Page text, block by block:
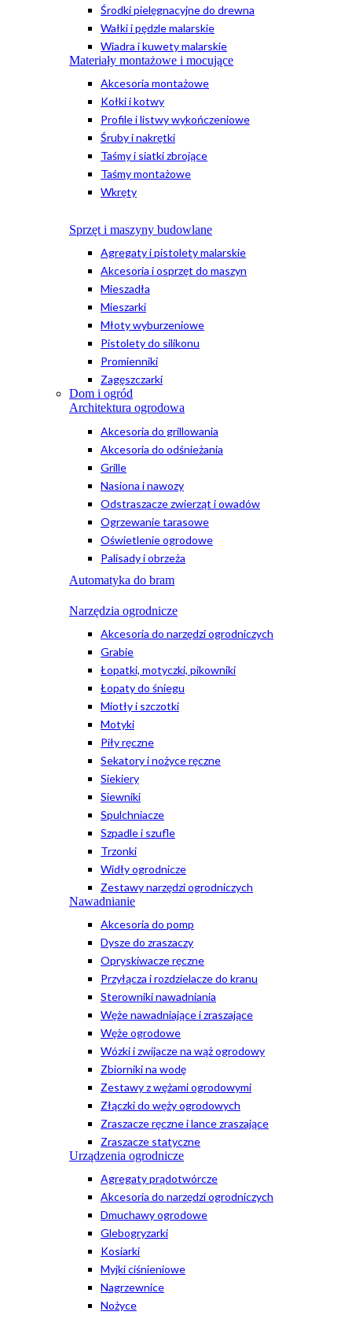
Środki pielęgnacyjne do drewna
Wałki i pędzle malarskie
Wiadra i kuwety malarskie
Materiały montażowe i mocujące
Akcesoria montażowe
Kołki i kotwy
Profile i listwy wykończeniowe
Śruby i nakrętki
Taśmy i siatki zbrojące
Taśmy montażowe
Wkręty
Sprzęt i maszyny budowlane
Agregaty i pistolety malarskie
Akcesoria i osprzęt do maszyn
Mieszadła
Mieszarki
Młoty wyburzeniowe
Pistolety do silikonu
Promienniki
Zagęszczarki
Dom i ogród
Architektura ogrodowa
Akcesoria do grillowania
Akcesoria do odśnieżania
Grille
Nasiona i nawozy
Odstraszacze zwierząt i owadów
Ogrzewanie tarasowe
Oświetlenie ogrodowe
Palisady i obrzeża
Automatyka do bram
Narzędzia ogrodnicze
Akcesoria do narzędzi ogrodniczych
Grabie
Łopatki, motyczki, pikowniki
Łopaty do śniegu
Miotły i szczotki
Motyki
Piły ręczne
Sekatory i nożyce ręczne
Siekiery
Siewniki
Spulchniacze
Szpadle i szufle
Trzonki
Widły ogrodnicze
Zestawy narzędzi ogrodniczych
Nawadnianie
Akcesoria do pomp
Dysze do zraszaczy
Opryskiwacze ręczne
Przyłącza i rozdzielacze do kranu
Sterowniki nawadniania
Węże nawadniające i zraszające
Węże ogrodowe
Wózki i zwijacze na wąż ogrodowy
Zbiorniki na wodę
Zestawy z wężami ogrodowymi
Złączki do węży ogrodowych
Zraszacze ręczne i lance zraszające
Zraszacze statyczne
Urządzenia ogrodnicze
Agregaty prądotwórcze
Akcesoria do narzędzi ogrodniczych
Dmuchawy ogrodowe
Glebogryzarki
Kosiarki
Myjki ciśnieniowe
Nagrzewnice
Nożyce